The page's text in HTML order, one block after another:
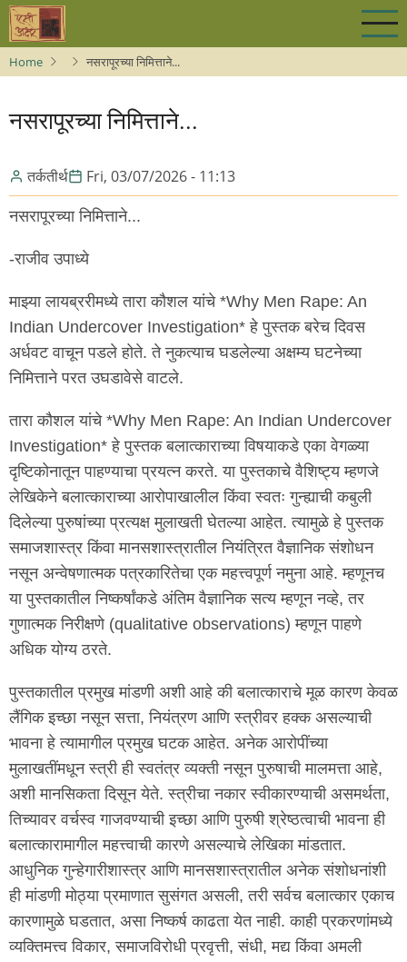
Skip
main
content
Home नसरापूरच्या निमित्ताने...
नसरापूरच्या निमित्ताने...
तर्कतीर्थ Fri, 03/07/2026 - 11:13
नसरापूरच्या निमित्ताने...
-राजीव उपाध्ये
माझ्या लायब्ररीमध्ये तारा कौशल यांचे *Why Men Rape: An
Indian Undercover Investigation* हे पुस्तक बरेच दिवस
अर्धवट वाचून पडले होते. ते नुकत्याच घडलेल्या अक्षम्य घटनेच्या
निमित्ताने परत उघडावेसे वाटले.
तारा कौशल यांचे *Why Men Rape: An Indian Undercover
Investigation* हे पुस्तक बलात्काराच्या विषयाकडे एका वेगळ्या
दृष्टिकोनातून पाहण्याचा प्रयत्न करते. या पुस्तकाचे वैशिष्ट्य म्हणजे
लेखिकेने बलात्काराच्या आरोपाखालील किंवा स्वतः गुन्ह्याची कबुली
दिलेल्या पुरुषांच्या प्रत्यक्ष मुलाखती घेतल्या आहेत. त्यामुळे हे पुस्तक
समाजशास्त्र किंवा मानसशास्त्रातील नियंत्रित वैज्ञानिक संशोधन
नसून अन्वेषणात्मक पत्रकारितेचा एक महत्त्वपूर्ण नमुना आहे. म्हणूनच
या पुस्तकातील निष्कर्षांकडे अंतिम वैज्ञानिक सत्य म्हणून नव्हे, तर
गुणात्मक निरीक्षणे (qualitative observations) म्हणून पाहणे
अधिक योग्य ठरते.
पुस्तकातील प्रमुख मांडणी अशी आहे की बलात्काराचे मूळ कारण केवळ
लैंगिक इच्छा नसून सत्ता, नियंत्रण आणि स्त्रीवर हक्क असल्याची
भावना हे त्यामागील प्रमुख घटक आहेत. अनेक आरोपींच्या
मुलाखतींमधून स्त्री ही स्वतंत्र व्यक्ती नसून पुरुषाची मालमत्ता आहे,
अशी मानसिकता दिसून येते. स्त्रीचा नकार स्वीकारण्याची असमर्थता,
तिच्यावर वर्चस्व गाजवण्याची इच्छा आणि पुरुषी श्रेष्ठत्वाची भावना ही
बलात्कारामागील महत्त्वाची कारणे असल्याचे लेखिका मांडतात.
आधुनिक गुन्हेगारीशास्त्र आणि मानसशास्त्रातील अनेक संशोधनांशी
ही मांडणी मोठ्या प्रमाणात सुसंगत असली, तरी सर्वच बलात्कार एकाच
कारणामुळे घडतात, असा निष्कर्ष काढता येत नाही. काही प्रकरणांमध्ये
व्यक्तिमत्त्व विकार, समाजविरोधी प्रवृत्ती, संधी, मद्य किंवा अमली